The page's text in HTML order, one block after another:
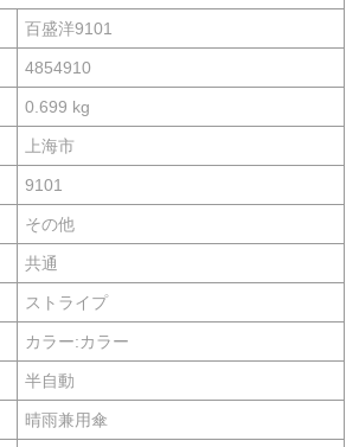
百盛洋9101
4854910
0.699 kg
上海市
9101
その他
共通
ストライプ
カラー:カラー
半自動
晴雨兼用傘